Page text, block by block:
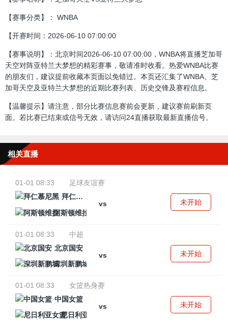
【赛事分类】： WNBA
【开赛时间：2026-06-10 07:00:00
【赛事说明】：北京时间2026-06-10 07:00:00，WNBA将直播芝加哥
天空对阵亚特兰大梦想的精彩赛事，敬请准时收看。热爱WNBA比赛
的朋友们，建议提前收藏本页面以免错过。本页还汇集了WNBA、芝
加哥天空及亚特兰大梦想的近期比赛列表、历史交锋及赛程信息。
【温馨提示】请注意，部分比赛信息赛前会更新，建议赛前刷新页
面。若比赛已结束或信号无效，请访问24直播获取最新直播信号。
相关直播
01-01 08:33
足球友谊赛
拜仁慕尼黑
vs
阿斯顿维拉
未开始
01-01 08:33
中超
北京国安
vs
深圳新鹏城
未开始
01-01 08:33
女篮热身赛
中国女篮
vs
尼日利亚女篮
未开始